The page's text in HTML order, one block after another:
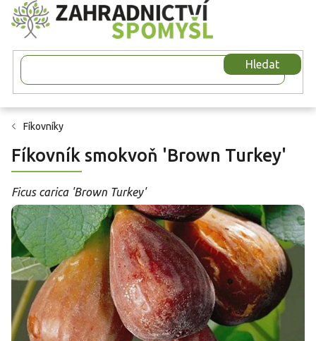
Přejít
na
obsah
Hledat
Fíkovníky
Fíkovník smokvoň 'Brown Turkey'
Ficus carica 'Brown Turkey'